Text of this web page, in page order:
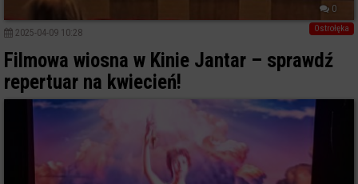
0
Ostrołęka
2025-04-09 10:28
Filmowa wiosna w Kinie Jantar – sprawdź
repertuar na kwiecień!